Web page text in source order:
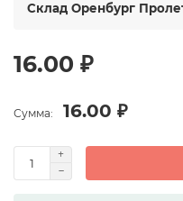
Склад Оренбург
16.00 ₽
Сумма: 16.00 ₽